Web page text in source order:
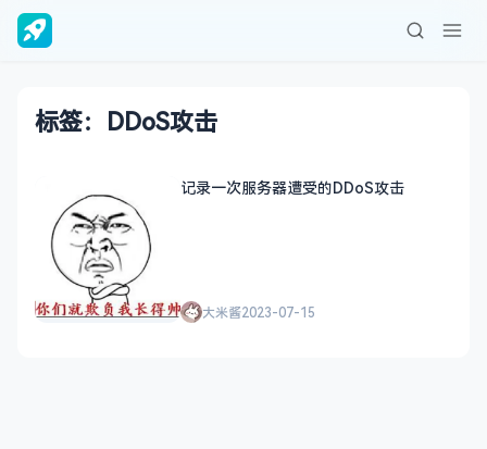
标签：DDoS攻击
记录一次服务器遭受的DDoS攻击
大米酱2023-07-15